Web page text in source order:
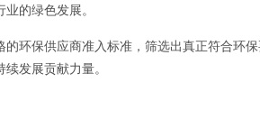
的绿色发展。
的环保供应商准入标准，筛选出真正符合环
发展贡献力量。